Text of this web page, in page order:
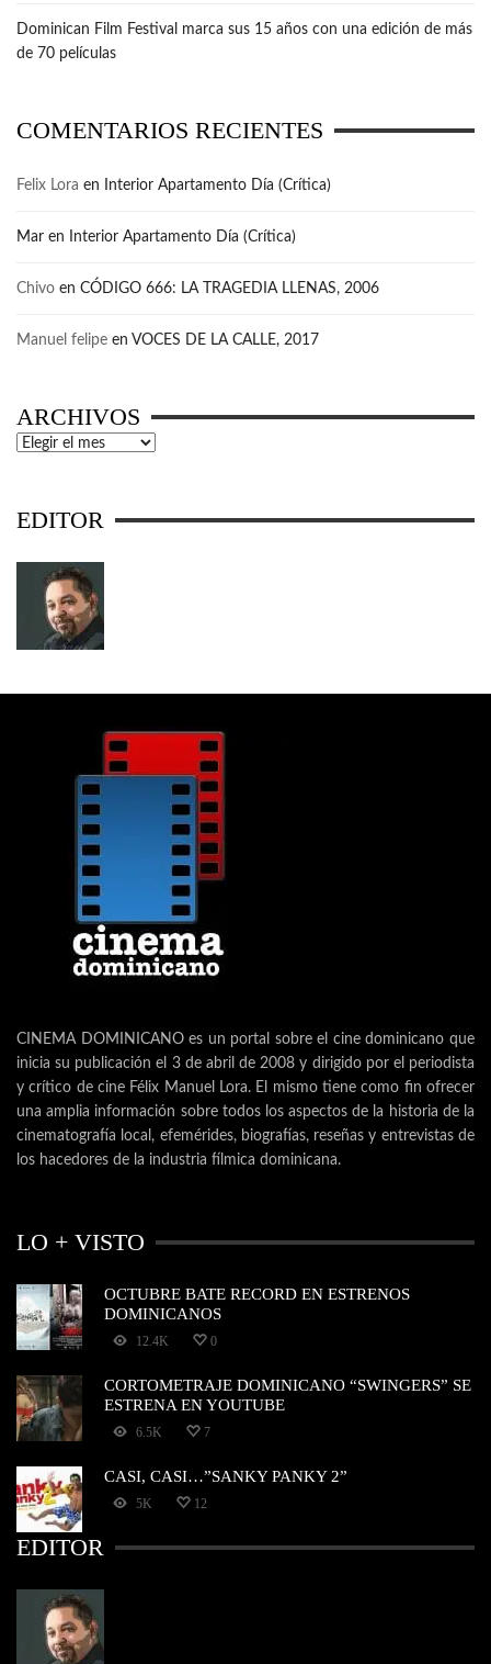
Dominican Film Festival marca sus 15 años con una edición de más
de 70 películas
COMENTARIOS RECIENTES
Felix Lora en Interior Apartamento Día (Crítica)
Mar en Interior Apartamento Día (Crítica)
Chivo en CÓDIGO 666: LA TRAGEDIA LLENAS, 2006
Manuel felipe en VOCES DE LA CALLE, 2017
ARCHIVOS
Archivos
EDITOR
CINEMA DOMINICANO es un portal sobre el cine dominicano que
inicia su publicación el 3 de abril de 2008 y dirigido por el periodista
y crítico de cine Félix Manuel Lora. El mismo tiene como fin ofrecer
una amplia información sobre todos los aspectos de la historia de la
cinematografía local, efemérides, biografías, reseñas y entrevistas de
los hacedores de la industria fílmica dominicana.
LO + VISTO
OCTUBRE BATE RECORD EN ESTRENOS
DOMINICANOS
12.4K 0
CORTOMETRAJE DOMINICANO “SWINGERS” SE
ESTRENA EN YOUTUBE
6.5K 7
CASI, CASI…”SANKY PANKY 2”
5K 12
EDITOR